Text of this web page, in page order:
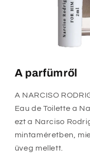
A parfümről
A NARCISO
Eau de Toilette a
ezt a Narciso
mintaméretben,
üveg mellett.